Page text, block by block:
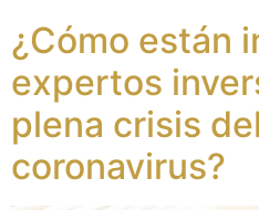
¿Cómo están
expertos
plena crisis del
coronavirus?